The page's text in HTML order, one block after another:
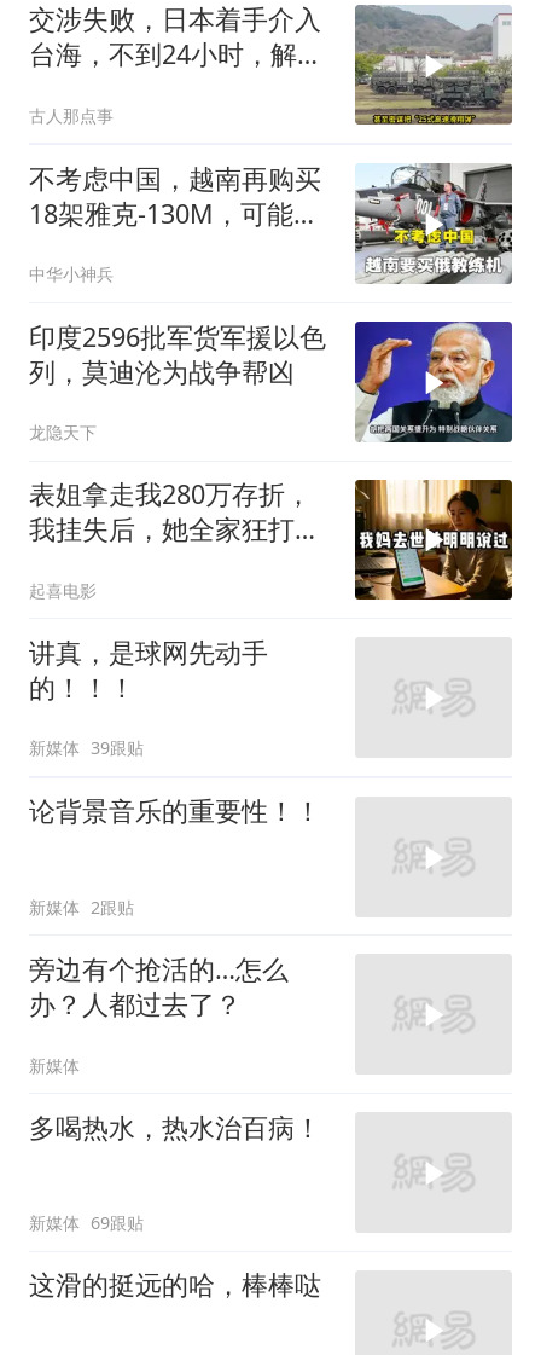
交涉失败，日本着手介入
台海，不到24小时，解放
古人那点事
不考虑中国，越南再购买
18架雅克-130M，可能惹
中华小神兵
印度2596批军货军援以色
列，莫迪沦为战争帮凶
龙隐天下
表姐拿走我280万存折，
我挂失后，她全家狂打
起喜电影
讲真，是球网先动手
的！！！
新媒体 39跟贴
论背景音乐的重要性！！
新媒体 2跟贴
旁边有个抢活的…怎么
办？人都过去了？
新媒体
多喝热水，热水治百病！
新媒体 69跟贴
这滑的挺远的哈，棒棒哒